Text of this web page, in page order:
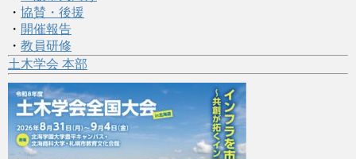
・ 協賛・後援
・ 開催報告
・ 教員研修
土木学会 本部